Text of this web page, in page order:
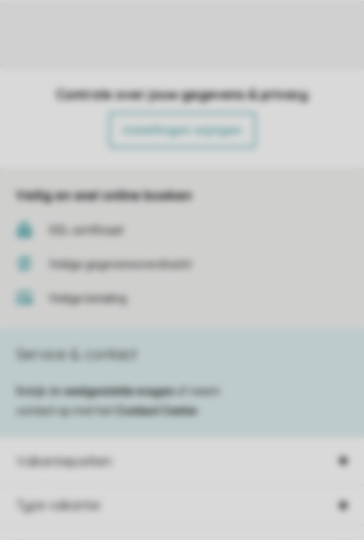
Controle over jouw gegevens & privacy
Instellingen wijzigen
Veilig en snel online boeken
SSL certificaat
Veilige gegevensoverdracht
Veilige betaling
Vakantieparken
Type vakantie
Service & contact
Bekijk de veelgestelde vragen
of neem
contact op met het
Contact Center